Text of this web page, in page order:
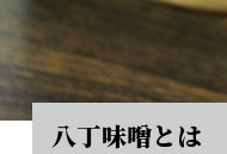
八丁味噌とは